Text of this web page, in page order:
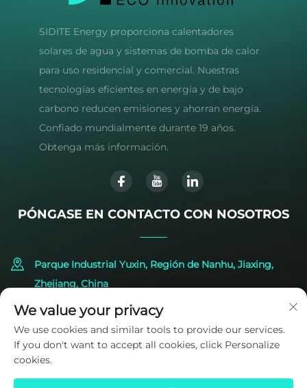
SIDITE Energy proporciona calentadores
solares de agua y sistemas de bomba de calor
para uso residencial y comercial. Nuestras
tecnologías eficientes en energía y de bajo
carbono reducen emisiones y ahorran energía.
Confiado mundialmente durante 19 años.
Obtenga más información.
PÓNGASE EN CONTACTO CON NOSOTROS
Parque Industrial Yuxin, Región de Nanhu, Jiaxing,
Zhejiang, China
+86-573-83224422
[email protected]
We value your privacy
We use cookies and similar tools to provide our services.
If you don't want to accept all cookies, click Personalize
cookies.